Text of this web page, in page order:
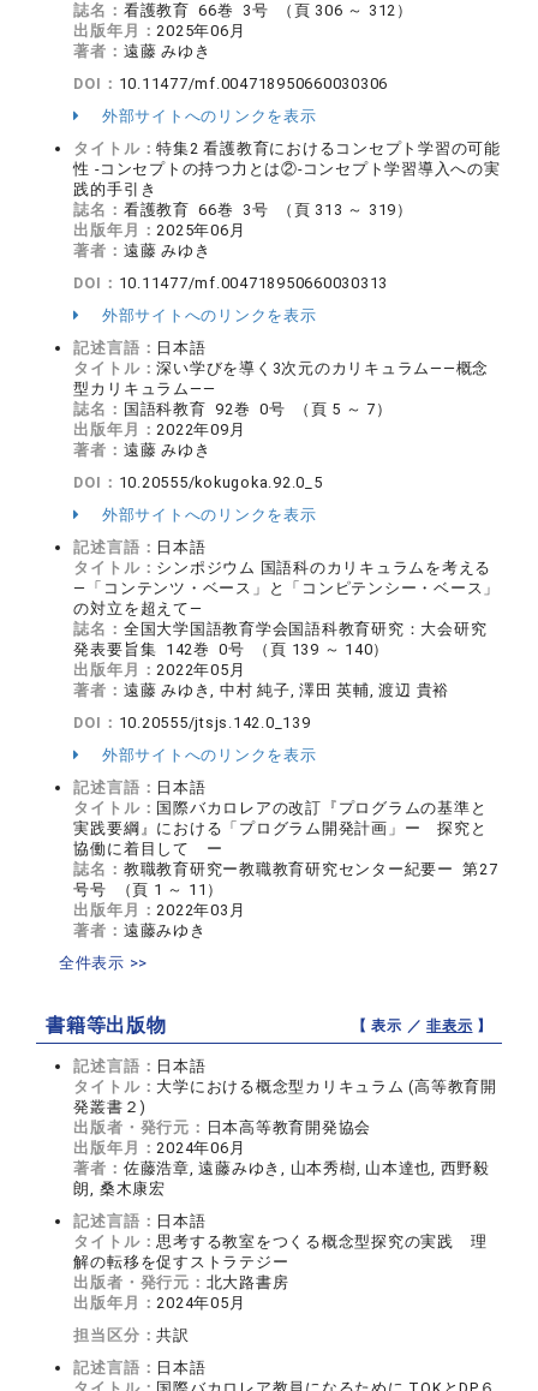
誌名： 看護教育 66巻 3号 （頁 306 ～ 312）
出版年月：2025年06月
著者： 遠藤 みゆき
DOI： 10.11477/mf.004718950660030306
外部サイトへのリンクを表示
タイトル：特集2 看護教育におけるコンセプト学習の可能
性 -コンセプトの持つ力とは②-コンセプト学習導入への実
践的手引き
誌名： 看護教育 66巻 3号 （頁 313 ～ 319）
出版年月：2025年06月
著者： 遠藤 みゆき
DOI： 10.11477/mf.004718950660030313
外部サイトへのリンクを表示
記述言語： 日本語
タイトル：深い学びを導く3次元のカリキュラム――概念
型カリキュラム――
誌名： 国語科教育 92巻 0号 （頁 5 ～ 7）
出版年月：2022年09月
著者： 遠藤 みゆき
DOI： 10.20555/kokugoka.92.0_5
外部サイトへのリンクを表示
記述言語： 日本語
タイトル： シンポジウム 国語科のカリキュラムを考える
―「コンテンツ・ベース」と「コンピテンシー・ベース」
の対立を超えて―
誌名： 全国大学国語教育学会国語科教育研究：大会研究
発表要旨集 142巻 0号 （頁 139 ～ 140）
出版年月：2022年05月
著者： 遠藤 みゆき, 中村 純子, 澤田 英輔, 渡辺 貴裕
DOI： 10.20555/jtsjs.142.0_139
外部サイトへのリンクを表示
記述言語： 日本語
タイトル： 国際バカロレアの改訂『プログラムの基準と
実践要綱』における「プログラム開発計画」ー 探究と
協働に着目して ー
誌名： 教職教育研究ー教職教育研究センター紀要ー 第27
号号 （頁 1 ～ 11）
出版年月：2022年03月
著者： 遠藤みゆき
全件表示 >>
書籍等出版物 【 表示 ／非表示 】
記述言語： 日本語
タイトル： 大学における概念型カリキュラム (高等教育開
発叢書２)
出版者・発行元： 日本高等教育開発協会
出版年月：2024年06月
著者： 佐藤浩章, 遠藤みゆき, 山本秀樹, 山本達也, 西野毅
朗, 桑木康宏
記述言語： 日本語
タイトル：思考する教室をつくる概念型探究の実践 理
解の転移を促すストラテジー
出版者・発行元： 北大路書房
出版年月：2024年05月
担当区分：共訳
記述言語： 日本語